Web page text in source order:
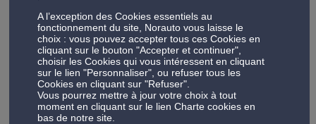
COMMENT VÉRIFIER LES DISQUES ET PLAQUETTES DE
FREIN?
LA CHAÎNE NEIGE SPÉCIAL DÉBUTANT !
A l’exception des Cookies essentiels au
fonctionnement du site, Norauto vous laisse le
choix : vous pouvez accepter tous ces Cookies en
cliquant sur le bouton "Accepter et continuer",
choisir les Cookies qui vous intéressent en cliquant
sur le lien "Personnaliser", ou refuser tous les
Cookies en cliquant sur "Refuser".
Vous pourrez mettre à jour votre choix à tout
moment en cliquant sur le lien Charte cookies en
bas de notre site.